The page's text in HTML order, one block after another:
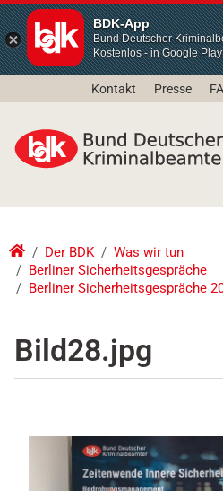
BDK-App
Bund Deutscher
Kostenlos - in Google Play
Kontakt Presse
Der BDK
Was wir tun
Berliner Sicherheitsgespräche
Berliner Sicherheitsgespräche
Bild28.jpg